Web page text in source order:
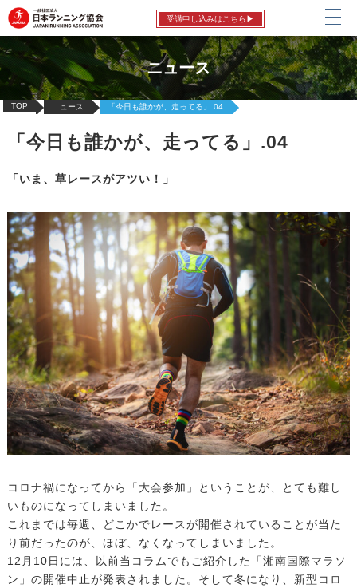
受講申し込みはこちら▶
ニュース
TOP ニュース 「今日も誰かが、走ってる」.04
「今日も誰かが、走ってる」.04
「いま、草レースがアツい！」
コロナ禍になってから「大会参加」ということが、とても難し
いものになってしまいました。
これまでは毎週、どこかでレースが開催されていることが当た
り前だったのが、ほぼ、なくなってしまいました。
12月10日には、以前当コラムでもご紹介した「湘南国際マラソ
ン」の開催中止が発表されました。そして冬になり、新型コロ